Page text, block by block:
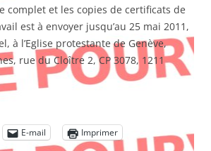
complet et les copies de certificats de
est à envoyer jusqu’au 25 mai 2011,
à l’Eglise protestante de Genève,
rue du Cloître 2, CP 3078, 1211
E-mail
Imprimer